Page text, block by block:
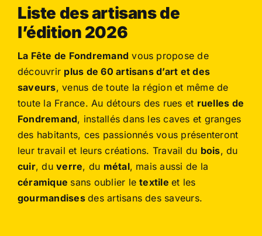
Liste des artisans de
l’édition 2026
La Fête de Fondremand vous propose de
découvrir plus de 60 artisans d’art et des
saveurs, venus de toute la région et même de
toute la France. Au détours des rues et ruelles de
Fondremand, installés dans les caves et granges
des habitants, ces passionnés vous présenteront
leur travail et leurs créations. Travail du bois, du
cuir, duverre, du métal, mais aussi de la
céramique sans oublier letextileet les
gourmandisesdes artisans des saveurs.